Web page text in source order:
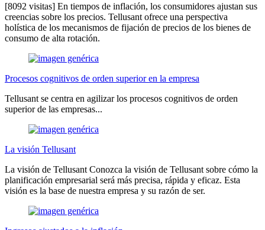
[8092 visitas] En tiempos de inflación, los consumidores ajustan sus
creencias sobre los precios. Tellusant ofrece una perspectiva
holística de los mecanismos de fijación de precios de los bienes de
consumo de alta rotación.
Procesos cognitivos de orden superior en la empresa
Tellusant se centra en agilizar los procesos cognitivos de orden
superior de las empresas...
La visión Tellusant
La visión de Tellusant Conozca la visión de Tellusant sobre cómo la
planificación empresarial será más precisa, rápida y eficaz. Esta
visión es la base de nuestra empresa y su razón de ser.